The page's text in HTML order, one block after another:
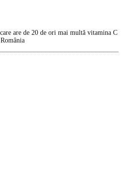
are de 20 de ori mai multă vitamina C